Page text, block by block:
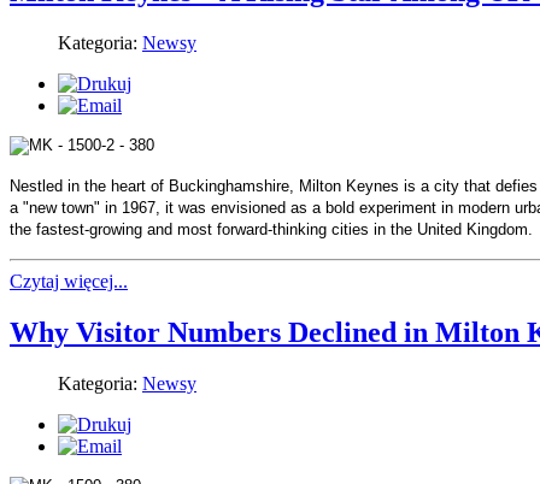
Kategoria: Newsy
Nestled in the heart of Buckinghamshire, Milton Keynes is a city that
a "new town" in 1967, it was envisioned as a bold experiment in modern
the fastest-growing and most forward-thinking cities in the United Kingdom.
Czytaj więcej...
Why Visitor Numbers Declined in Milton
Kategoria: Newsy